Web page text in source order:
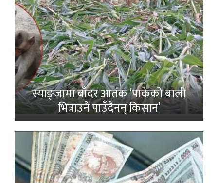
स्याङ्जामा बाँदर आतंक ‘पाकेको बाली
भित्राउनै पाउँदैनन् किसान’